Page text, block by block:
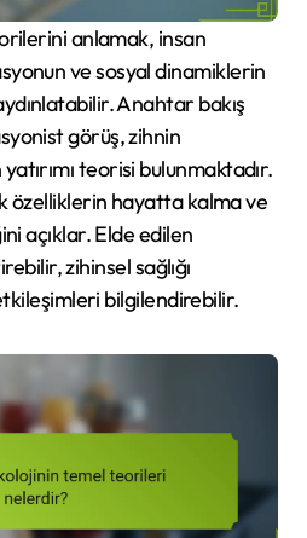
ve sosyal dinamiklerin
Anahtar bakış
görüş, zihnin
teorisi bulunmaktadır.
özelliklerin hayatta kalma ve
açıklar. Elde edilen
zihinsel sağlığı
bilgilendirebilir.